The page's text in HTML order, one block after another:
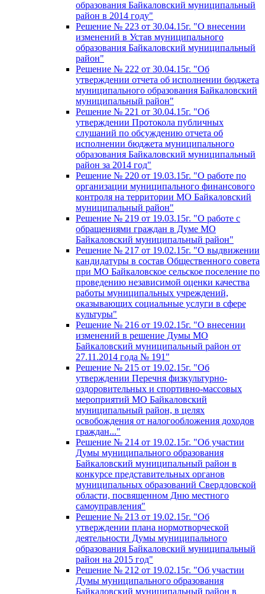
образования Байкаловский муниципальный
район в 2014 году"
Решение № 223 от 30.04.15г. "О внесении
изменений в Устав муниципального
образования Байкаловский муниципальный
район"
Решение № 222 от 30.04.15г. "Об
утверждении отчета об исполнении бюджета
муниципального образования Байкаловский
муниципальный район"
Решение № 221 от 30.04.15г. "Об
утверждении Протокола публичных
слушаний по обсуждению отчета об
исполнении бюджета муниципального
образования Байкаловский муниципальный
район за 2014 год"
Решение № 220 от 19.03.15г. "О работе по
организации муниципального финансового
контроля на территории МО Байкаловский
муниципальный район"
Решение № 219 от 19.03.15г. "О работе с
обращениями граждан в Думе МО
Байкаловский муниципальный район"
Решение № 217 от 19.02.15г. "О выдвижении
кандидатуры в состав Общественного совета
при МО Байкаловское сельское поселение по
проведению независимой оценки качества
работы муниципальных учреждений,
оказывающих социальные услуги в сфере
культуры"
Решение № 216 от 19.02.15г. "О внесении
изменений в решение Думы МО
Байкаловский муниципальный район от
27.11.2014 года № 191"
Решение № 215 от 19.02.15г. "Об
утверждении Перечня физкультурно-
оздоровительных и спортивно-массовых
мероприятий МО Байкаловский
муниципальный район, в целях
освобождения от налогообложения доходов
граждан..."
Решение № 214 от 19.02.15г. "Об участии
Думы муниципального образования
Байкаловский муниципальный район в
конкурсе представительных органов
муниципальных образований Свердловской
области, посвященном Дню местного
самоуправления"
Решение № 213 от 19.02.15г. "Об
утверждении плана нормотворческой
деятельности Думы муниципального
образования Байкаловский муниципальный
район на 2015 год"
Решение № 212 от 19.02.15г. "Об участии
Думы муниципального образования
Байкаловский муниципальный район в